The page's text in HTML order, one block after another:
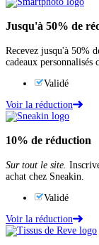
Jusqu'à 50% de
Recevez jusqu'à 50%
cadeaux personnalisés
Validé
Voir la réduction
10% de réduction
Sur tout le site.
achat chez Sneakin.
Validé
Voir la réduction